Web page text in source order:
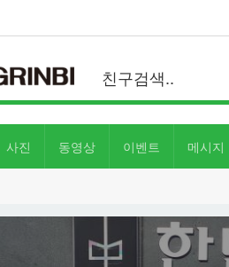
사진 동영상 이벤트 메시지